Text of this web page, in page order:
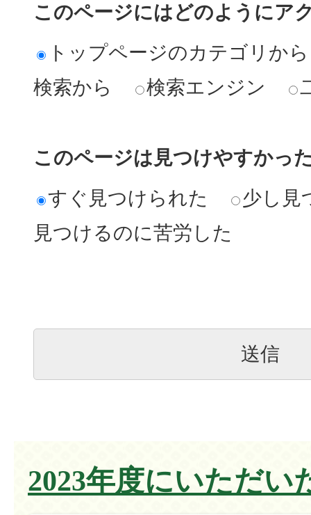
このページにはどのようにア
トップページのカテゴリから
検索から
検索エンジン
このページは見つけやすかっ
すぐ見つけられた
少し見
見つけるのに苦労した
2023年度にいただい